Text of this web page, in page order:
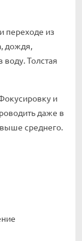
переходе из
дождя,
Толстая
и
даже в
выше среднего.